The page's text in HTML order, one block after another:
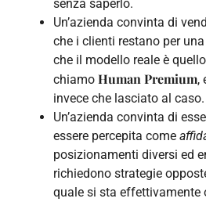
senza saperlo.
Un’azienda convinta di
che i clienti restano per
che il modello reale è
chiamo Human Premium,
invece che lasciato al caso.
Un’azienda convinta di
essere percepita come
posizionamenti diversi ed
richiedono strategie
quale si sta effettivamente